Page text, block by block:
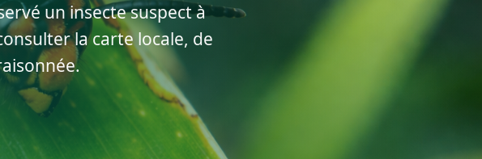
un insecte suspect à
la carte locale, de